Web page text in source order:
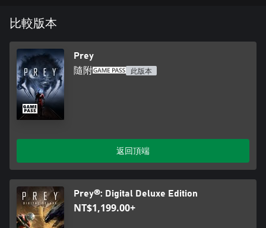
比較版本
Prey
隨附 此版本
返回頂端
Prey®: Digital Deluxe Edition
NT$1,199.00+